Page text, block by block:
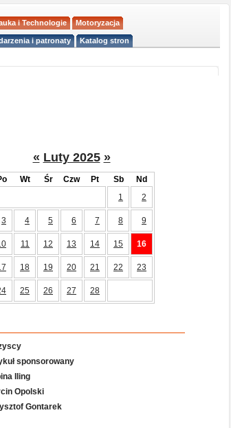
i Technologie Motoryzacja
i patronaty Katalog stron
« Luty 2025 »
Wt Śr Czw Pt Sb
Nd
1
2
3 4 5 6 7 8 9
11 12 13 14 15 16
18 19 20 21 22 23
25 26 27 28
sponsorowany
Iling
Opolski
Gontarek